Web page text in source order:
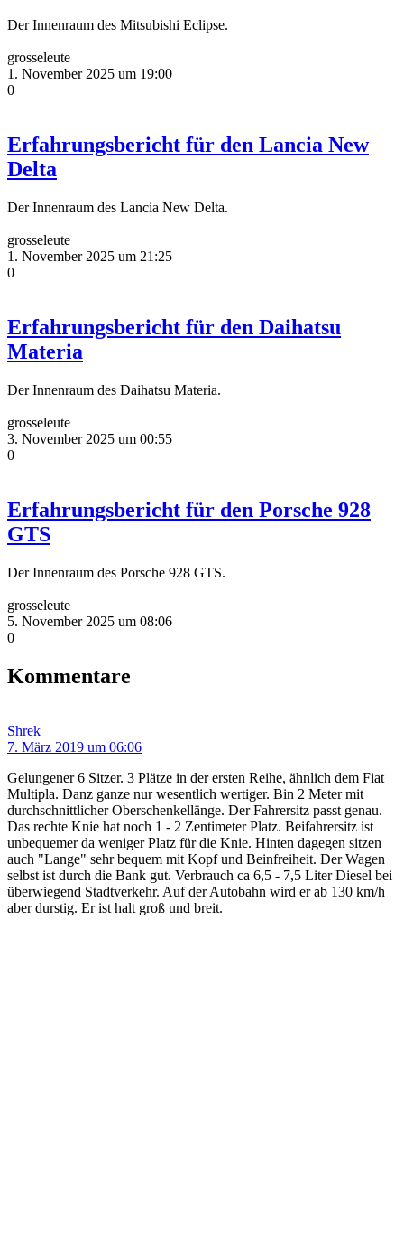
Der Innenraum des Mitsubishi Eclipse.
grosseleute
1. November 2025 um 19:00
0
Erfahrungsbericht für den Lancia New
Delta
Der Innenraum des Lancia New Delta.
grosseleute
1. November 2025 um 21:25
0
Erfahrungsbericht für den Daihatsu
Materia
Der Innenraum des Daihatsu Materia.
grosseleute
3. November 2025 um 00:55
0
Erfahrungsbericht für den Porsche 928
GTS
Der Innenraum des Porsche 928 GTS.
grosseleute
5. November 2025 um 08:06
0
Kommentare
Shrek
7. März 2019 um 06:06
Gelungener 6 Sitzer. 3 Plätze in der ersten Reihe, ähnlich dem Fiat
Multipla. Danz ganze nur wesentlich wertiger. Bin 2 Meter mit
durchschnittlicher Oberschenkellänge. Der Fahrersitz passt genau.
Das rechte Knie hat noch 1 - 2 Zentimeter Platz. Beifahrersitz ist
unbequemer da weniger Platz für die Knie. Hinten dagegen sitzen
auch "Lange" sehr bequem mit Kopf und Beinfreiheit. Der Wagen
selbst ist durch die Bank gut. Verbrauch ca 6,5 - 7,5 Liter Diesel bei
überwiegend Stadtverkehr. Auf der Autobahn wird er ab 130 km/h
aber durstig. Er ist halt groß und breit.